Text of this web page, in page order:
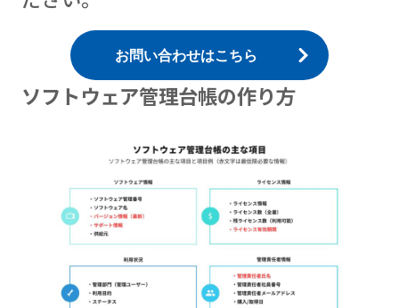
お問い合わせはこちら
ソフトウェア管理台帳の作り方